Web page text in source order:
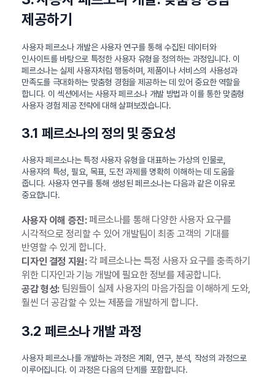
제공하기
사용자 페르소나 개발은 사용자 연구를 통해 수집된 데이터와
인사이트를 바탕으로 특정한 사용자 유형을 정의하는 과정입니다. 이
페르소나는 실제 사용자처럼 행동하며, 제품이나 서비스의 사용성과
만족도를 극대화하는 맞춤형 경험을 제공하는 데 있어 중요한 역할을
합니다. 이 섹션에서는 사용자 페르소나 개발 방법과 이를 통한 맞춤형
사용자 경험 제공 전략에 대해 살펴보겠습니다.
3.1 페르소나의 정의 및 중요성
사용자 페르소나는 특정 사용자 유형을 대표하는 가상의 인물로,
사용자의 특성, 필요, 목표, 도전 과제를 명확히 이해하는 데 도움을
줍니다. 사용자 연구를 통해 생성된 페르소나는 다음과 같은 이유로
중요합니다.
사용자 이해 증진:페르소나를 통해 다양한 사용자 요구를
시각적으로 정리할 수 있어 개발팀이 최종 고객의 기대를
반영할 수 있게 합니다.
디자인 결정 지원:각 페르소나는 특정 사용자 요구를 충족하기
위한 디자인과 기능 개발에 필요한 정보를 제공합니다.
공감 형성:팀원들이 실제 사용자의 마음가짐을 이해하게 도와,
훨씬 더 공감할 수 있는 제품을 개발하게 합니다.
3.2 페르소나 개발 과정
사용자 페르소나를 개발하는 과정은 계획, 연구, 분석, 작성의 과정으로
이루어집니다. 이 과정은 다음의 단계를 포함합니다.